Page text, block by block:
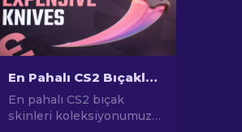
En Pahalı CS2 Bıçakları [2026]
En pahalı CS2 bıçak
skinleri koleksiyonumuzla